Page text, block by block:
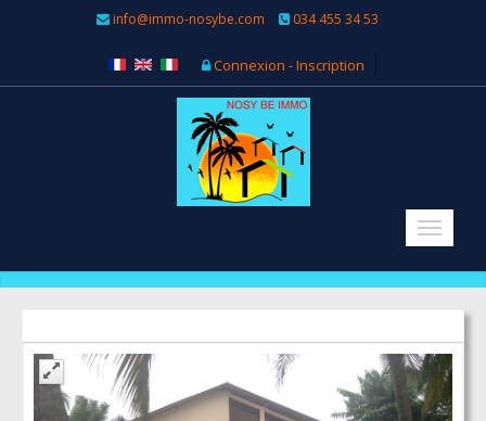
info@immo-nosybe.com 034 455 34 53
Connexion - Inscription